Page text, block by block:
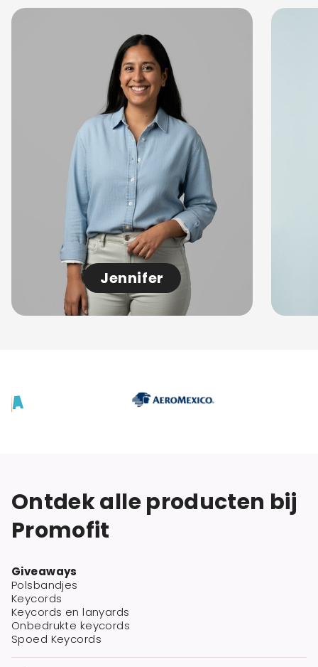
Jennifer
Ontdek alle producten bij
Promofit
Giveaways
Polsbandjes
Keycords
Keycords en lanyards
Onbedrukte keycords
Spoed Keycords